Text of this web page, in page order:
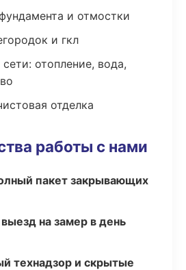
и отмостки
и гкл
отопление, вода,
отделка
работы с нами
пакет закрывающих
на замер в день
технадзор и скрытые